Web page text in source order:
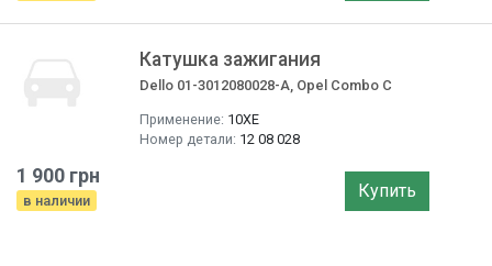
Катушка зажигания
Dello 01-3012080028-A, Opel Combo C
Применение: 10XE
Номер детали: 12 08 028
1 900 грн
в наличии Купить